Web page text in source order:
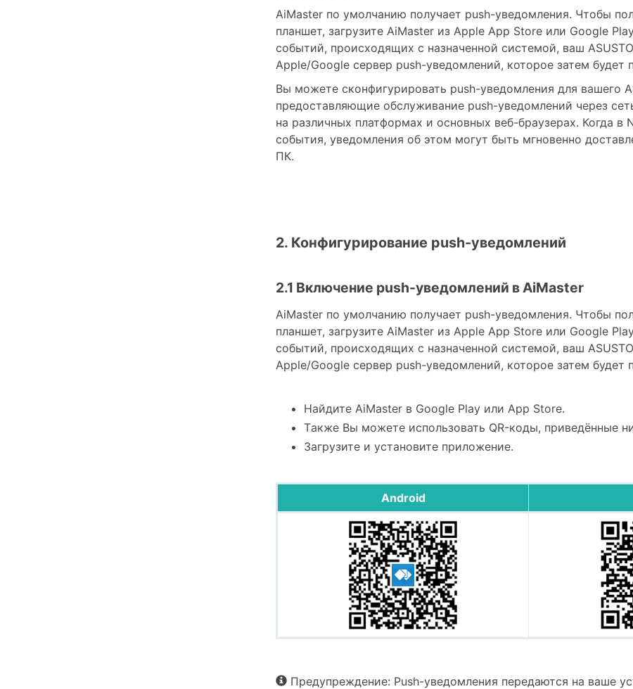
AiMaster по умолчанию получает push-уведомления. Чтобы
планшет, загрузите AiMaster из Apple App Store или Google
событий, происходящих с назначенной системой, ваш
Apple/Google сервер push-уведомлений, которое затем
Вы можете сконфигурировать push-уведомления для вашего
предоставляющие обслуживание push-уведомлений через
на различных платформах и основных веб-браузерах. Когда
события, уведомления об этом могут быть мгновенно
ПК.
2. Конфигурирование push-уведомлений
2.1 Включение push-уведомлений в AiMaster
AiMaster по умолчанию получает push-уведомления. Чтобы
планшет, загрузите AiMaster из Apple App Store или Google
событий, происходящих с назначенной системой, ваш
Apple/Google сервер push-уведомлений, которое затем
Найдите AiMaster в Google Play или App Store.
Tакже Вы можете использовать QR-коды, приведённые
Загрузите и установите приложение.
Android
Предупреждение: Push-уведомления передаются на ваше